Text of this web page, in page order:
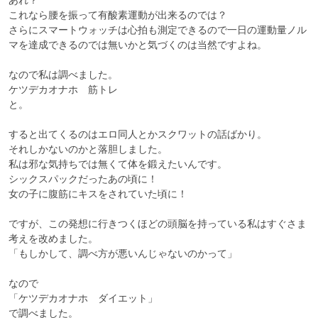
これなら腰を振って有酸素運動が出来るのでは？
さらにスマートウォッチは心拍も測定できるので一日の運動量ノル
マを達成できるのでは無いかと気づくのは当然ですよね。
なので私は調べました。
ケツデカオナホ　筋トレ
と。
すると出てくるのはエロ同人とかスクワットの話ばかり。
それしかないのかと落胆しました。
私は邪な気持ちでは無くて体を鍛えたいんです。
シックスパックだったあの頃に！
女の子に腹筋にキスをされていた頃に！
ですが、この発想に行きつくほどの頭脳を持っている私はすぐさま
考えを改めました。
「もしかして、調べ方が悪いんじゃないのかって」
なので
「ケツデカオナホ　ダイエット」
で調べました。